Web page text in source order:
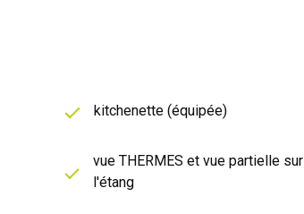
kitchenette (équipée)
vue THERMES et vue partielle sur
l'étang